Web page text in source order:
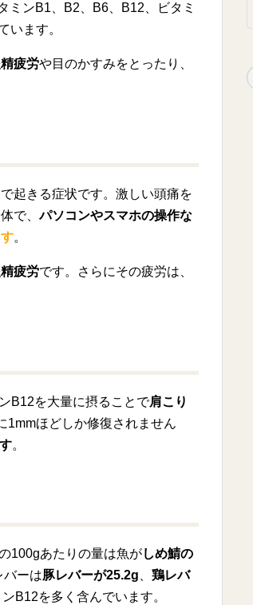
ミンB1、B2、B6、B12、ビタミ
います。
疲労や目のかすみをとったり、
起きる症状です。激しい頭痛を
で、パソコンやスマホの操作な
。
疲労です。さらにその疲労は、
B12を大量に摂ることで肩こり
1mmほどしか修復されません
。
100gあたりの量は魚がしめ鯖の
バーは豚レバーが25.2g
鶏レバ
B12を多く含んでいます。